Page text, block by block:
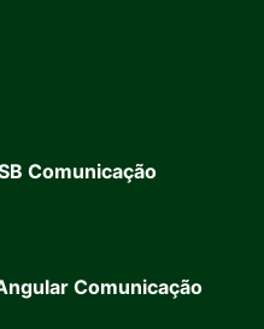
Comunicação
Comunicação